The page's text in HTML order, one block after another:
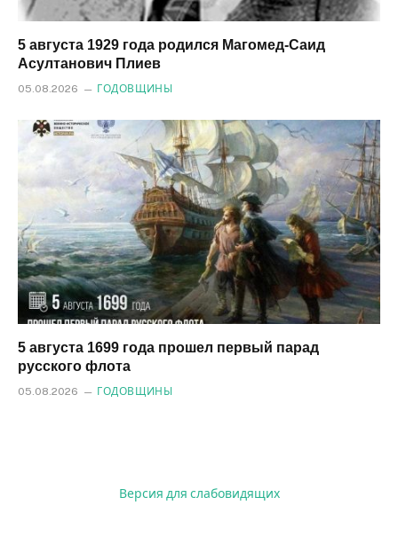
5 августа 1929 года родился Магомед‑Саид
Асултанович Плиев
05.08.2026 ГОДОВЩИНЫ
5 августа 1699 года прошел первый парад
русского флота
05.08.2026 ГОДОВЩИНЫ
Версия для слабовидящих